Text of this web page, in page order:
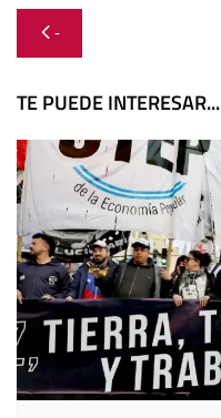
Navegación
de
entradas
-
TE PUEDE INTERESAR...